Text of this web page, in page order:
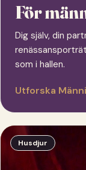
För
Dig själv, din
som i hallen.
Utforska
Husdjur